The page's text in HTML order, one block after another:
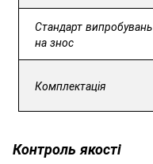
Стандарт випробувань
на знос
Комплектація
Контроль якості